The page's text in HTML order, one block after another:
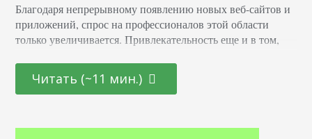
Благодаря непрерывному появлению новых веб-сайтов и
приложений, спрос на профессионалов этой области
только увеличивается. Привлекательность еще и в том,
специалистов, так и для тех, кто находится на стадии
переосмысления карьерного пути и готов начать все с
интерфейсов для сайтов и приложений. Он…
Читать (~11 мин.)